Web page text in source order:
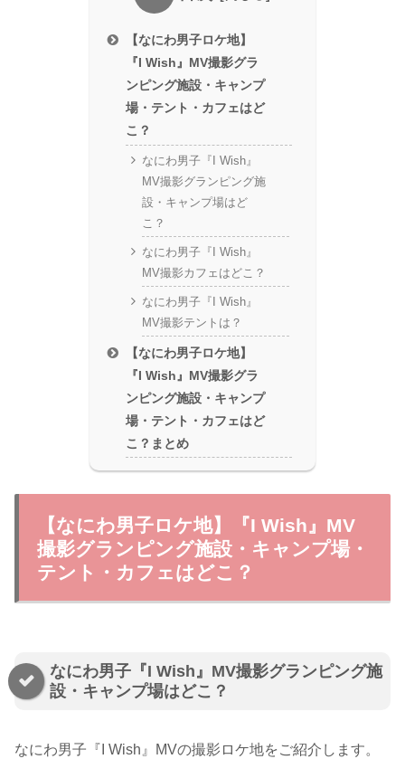
【なにわ男子ロケ地】
『I Wish』MV撮影グラ
ンピング施設・キャンプ
場・テント・カフェはど
こ？
なにわ男子『I Wish』
MV撮影グランピング施
設・キャンプ場はど
こ？
なにわ男子『I Wish』
MV撮影カフェはどこ？
なにわ男子『I Wish』
MV撮影テントは？
【なにわ男子ロケ地】
『I Wish』MV撮影グラ
ンピング施設・キャンプ
場・テント・カフェはど
こ？まとめ
【なにわ男子ロケ地】『I Wish』MV
撮影グランピング施設・キャンプ場・
テント・カフェはどこ？
なにわ男子『I Wish』MV撮影グランピング施
設・キャンプ場はどこ？
なにわ男子『I Wish』MVの撮影ロケ地をご紹介します。